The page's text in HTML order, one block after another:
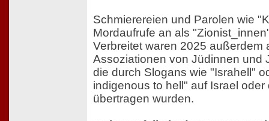
Schmierereien und Parolen wie
Mordaufrufe an als
Verbreitet waren 2025 außerdem
Assoziationen von Jüdinnen und
die durch Slogans wie "Israhell"
indigenous to hell" auf Israel
übertragen wurden.